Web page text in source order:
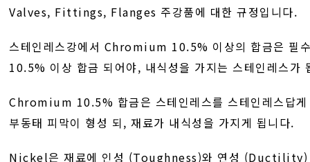
Valves, Fittings, Flanges 주강품에 대한 규정입니다.
스테인레스강에서 Chromium 10.5% 이상의 합금은 필
10.5% 이상 합금 되어야, 내식성을 가지는 스테인레스가
Chromium 10.5% 합금은 스테인레스를 스테인레스답게
부동태 피막이 형성 되, 재료가 내식성을 가지게 됩니다.
Nickel은 재료에 인성 (Toughness)와 연성 (Ductility)